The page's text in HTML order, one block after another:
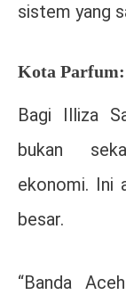
sistem yang
Kota
Bagi Illiza
bukan
ekonomi. Ini
besar.
“Banda